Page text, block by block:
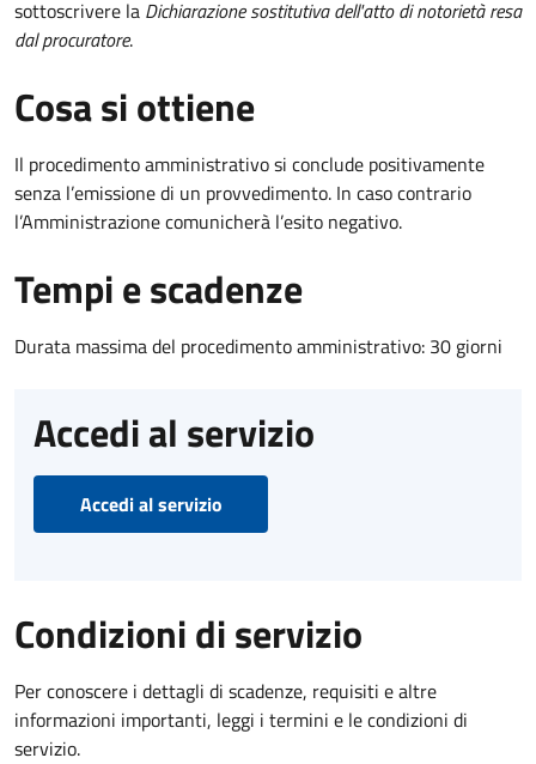
sottoscrivere la Dichiarazione sostitutiva dell'atto di notorietà resa
dal procuratore.
Cosa si ottiene
Il procedimento amministrativo si conclude positivamente
senza l’emissione di un provvedimento. In caso contrario
l’Amministrazione comunicherà l’esito negativo.
Tempi e scadenze
Durata massima del procedimento amministrativo: 30 giorni
Accedi al servizio
Accedi al servizio
Condizioni di servizio
Per conoscere i dettagli di scadenze, requisiti e altre
informazioni importanti, leggi i termini e le condizioni di
servizio.